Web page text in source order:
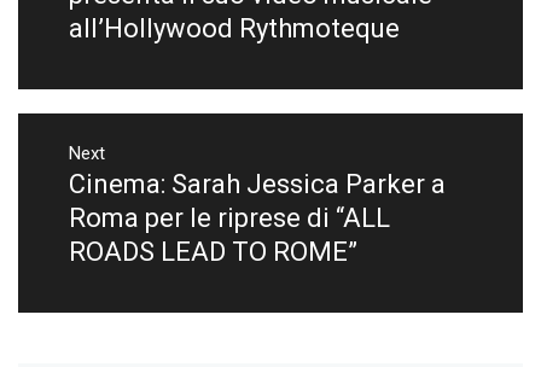
all’Hollywood Rythmoteque
Next
Next
post:
Cinema: Sarah Jessica Parker a
Roma per le riprese di “ALL
ROADS LEAD TO ROME”